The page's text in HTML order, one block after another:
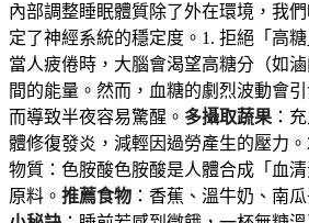
內部調整睡眠體質除了外在環境，我
定了神經系統的穩定度。1. 拒絕「高
當人疲倦時，大腦會渴望高糖分（如
間的能量。然而，血糖的劇烈波動會
而導致半夜容易驚醒。 多攝取蔬果 ：
體修復發炎，減輕因過勞產生的壓力
物質：色胺酸色胺酸是人體合成「血
原料。 推薦食物 ：香蕉、溫牛奶、南